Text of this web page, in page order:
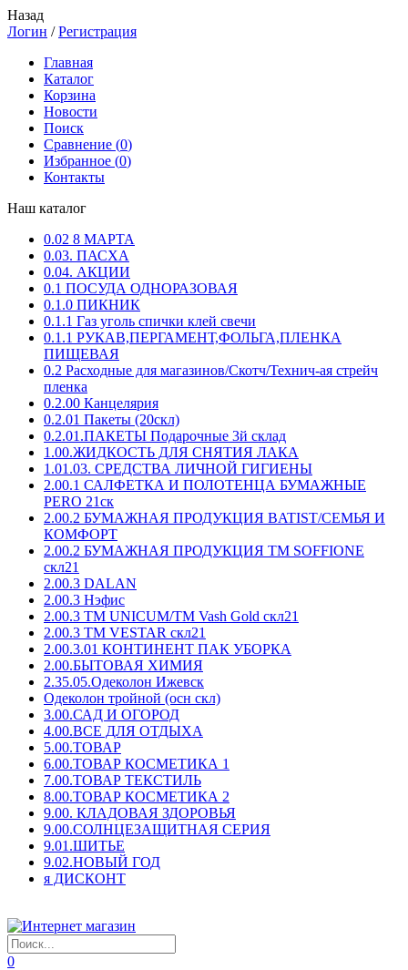
Назад
Логин /Регистрация
Главная
Каталог
Корзина
Новости
Поиск
Сравнение (0)
Избранное (0)
Контакты
Наш каталог
0.02 8 МАРТА
0.03. ПАСХА
0.04. АКЦИИ
0.1 ПОСУДА ОДНОРАЗОВАЯ
0.1.0 ПИКНИК
0.1.1 Газ уголь спички клей свечи
0.1.1 РУКАВ,ПЕРГАМЕНТ,ФОЛЬГА,ПЛЕНКА
ПИЩЕВАЯ
0.2 Расходные для магазинов/Скотч/Технич-ая стрейч
пленка
0.2.00 Канцелярия
0.2.01 Пакеты (20скл)
0.2.01.ПАКЕТЫ Подарочные 3й склад
1.00.ЖИДКОСТЬ ДЛЯ СНЯТИЯ ЛАКА
1.01.03. СРЕДСТВА ЛИЧНОЙ ГИГИЕНЫ
2.00.1 САЛФЕТКА И ПОЛОТЕНЦА БУМАЖНЫЕ
PERO 21ск
2.00.2 БУМАЖНАЯ ПРОДУКЦИЯ BATIST/СЕМЬЯ И
КОМФОРТ
2.00.2 БУМАЖНАЯ ПРОДУКЦИЯ ТМ SOFFIONE
скл21
2.00.3 DALAN
2.00.3 Нэфис
2.00.3 ТМ UNICUM/ТМ Vash Gold скл21
2.00.3 ТМ VESTAR скл21
2.00.3.01 КОНТИНЕНТ ПАК УБОРКА
2.00.БЫТОВАЯ ХИМИЯ
2.35.05.Одеколон Ижевск
Одеколон тройной (осн скл)
3.00.САД И ОГОРОД
4.00.ВСЕ ДЛЯ ОТДЫХА
5.00.ТОВАР
6.00.ТОВАР КОСМЕТИКА 1
7.00.ТОВАР ТЕКСТИЛЬ
8.00.ТОВАР КОСМЕТИКА 2
9.00. КЛАДОВАЯ ЗДОРОВЬЯ
9.00.СОЛНЦЕЗАЩИТНАЯ СЕРИЯ
9.01.ШИТЬЕ
9.02.НОВЫЙ ГОД
я ДИСКОНТ
0